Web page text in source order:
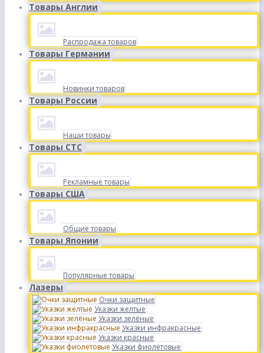
Товары Англии
Распродажа товаров
Товары Германии
Новинки товаров
Товары России
Наши товары
Товары СТС
Рекламные товары
Товары США
Общие товары
Товары Японии
Популярные товары
Лазеры
Очки защитные
Указки желтые
Указки зелёные
Указки инфракрасные
Указки красные
Указки фиолетовые